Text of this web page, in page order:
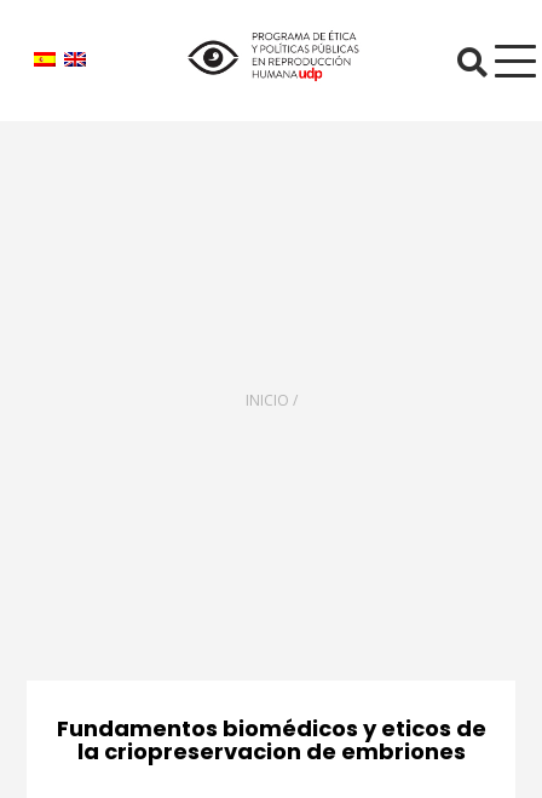
INICIO /
Fundamentos biomédicos y eticos de
la criopreservacion de embriones